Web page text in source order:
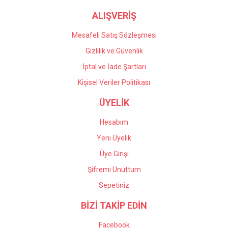
ALIŞVERİŞ
Mesafeli Satış Sözleşmesi
Gizlilik ve Güvenlik
İptal ve İade Şartları
Kişisel Veriler Politikası
ÜYELİK
Hesabım
Yeni Üyelik
Üye Girişi
Şifremi Unuttum
Sepetiniz
BİZİ TAKİP EDİN
Facebook